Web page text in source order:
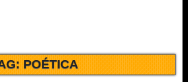
POÉTICA